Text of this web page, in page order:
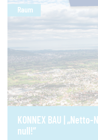
Raum
KONNEX BAU |
null!“